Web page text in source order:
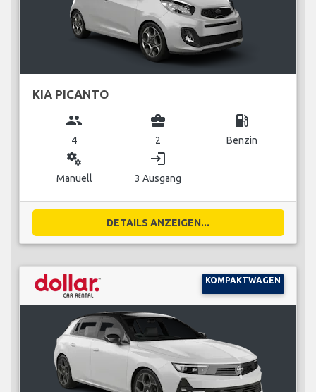
KIA PICANTO
group
4
business_center
2
local_gas_station
Benzin
miscellaneous_services
Manuell
login
3 Ausgang
DETAILS ANZEIGEN...
KOMPAKTWAGEN